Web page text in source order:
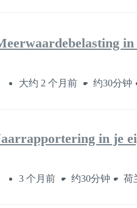
in
大约 2 个月前 约30分钟
in je
3 个月前 约30分钟 荷